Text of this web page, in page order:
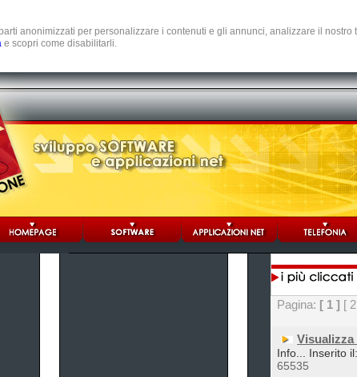
anonimizzati per personalizzare i contenuti e gli annunci, analizzare il nostro
e scopri come disabilitarli.
Pagina: [ 1 ] [
Visualizza
Info... Inserito
65535